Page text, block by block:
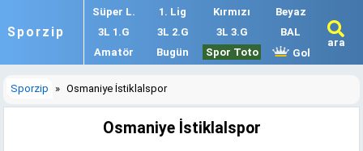
Sporzip
Süper L. 1. Lig Kırmızı
Beyaz
3L 1.G
3L 2.G 3L 3.G
BAL
Amatör
Bugün Spor Toto Gol
ara
Sporzip » Osmaniye İstiklalspor
Osmaniye İstiklalspor